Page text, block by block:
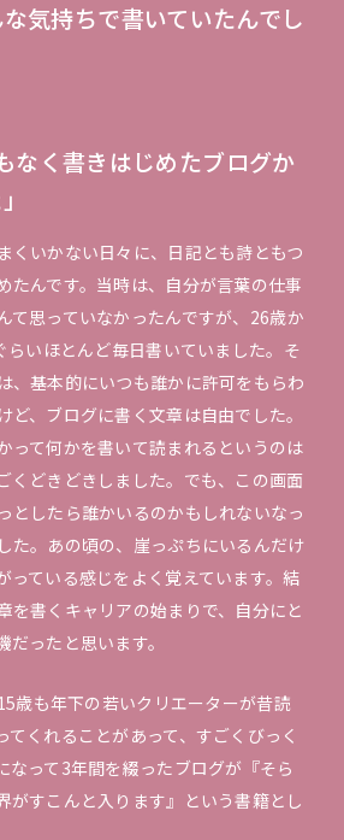
気持ちで書いていたんでし
なく書きはじめたブログか
くいかない日々に、日記とも詩ともつ
たんです。当時は、自分が言葉の仕事
て思っていなかったんですが、26歳か
らいほとんど毎日書いていました。そ
、基本的にいつも誰かに許可をもらわ
ど、ブログに書く文章は自由でした。
って何かを書いて読まれるというのは
くどきどきしました。でも、この画面
としたら誰かいるのかもしれないなっ
た。あの頃の、崖っぷちにいるんだけ
っている感じをよく覚えています。結
を書くキャリアの始まりで、自分にと
ったと思います。
歳も年下の若いクリエーターが昔読
てくれることがあって、すごくびっく
なって3年間を綴ったブログが『そら
がすこんと入ります』という書籍とし